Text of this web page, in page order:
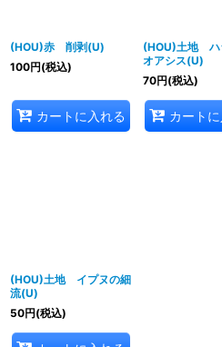
(HOU)赤 削剥(U)
100円(税込)
カートに入れる
(HOU)土地 ハ
オアシス(U)
70円(税込)
カート
(HOU)土地 イプヌの細
流(U)
50円(税込)